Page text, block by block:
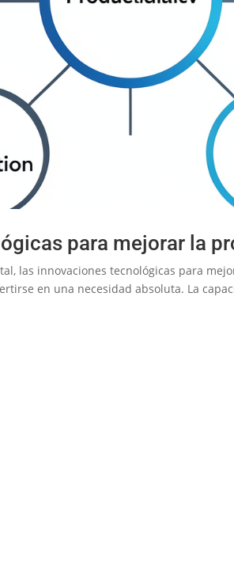
para mejorar la
las innovaciones tecnológicas para
en una necesidad absoluta. La